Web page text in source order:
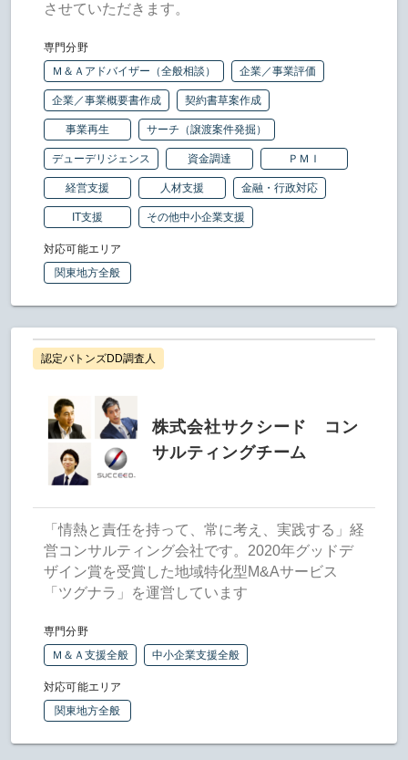
させていただきます。
専門分野
Ｍ＆Ａアドバイザー（全般相談）
企業／事業評価
企業／事業概要書作成 契約書草案作成
事業再生 サーチ（譲渡案件発掘）
デューデリジェンス 資金調達 ＰＭＩ
経営支援 人材支援 金融・行政対応
IT支援 その他中小企業支援
対応可能エリア
関東地方全般
認定バトンズDD調査人
株式会社サクシード コン
サルティングチーム
「情熱と責任を持って、常に考え、実践する」経
営コンサルティング会社です。2020年グッドデ
ザイン賞を受賞した地域特化型M&Aサービス
「ツグナラ」を運営しています
専門分野
Ｍ＆Ａ支援全般
中小企業支援全般
対応可能エリア
関東地方全般